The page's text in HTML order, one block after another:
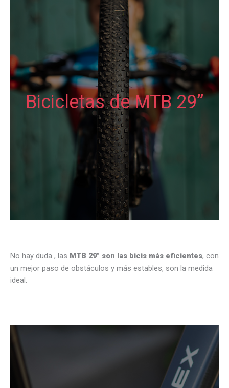
Bicicletas de MTB 29”
No hay duda , las MTB 29” son las bicis más eficientes, con
un mejor paso de obstáculos y más estables, son la medida
ideal.